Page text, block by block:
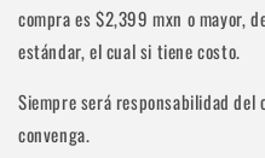
compra es $2,399 mxn o mayor,
estándar, el cual si tiene costo.
Siempre será responsabilidad
convenga.